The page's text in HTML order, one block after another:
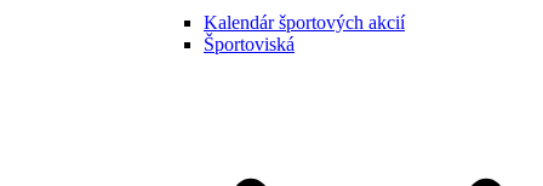
Kalendár športových akcií
Športoviská